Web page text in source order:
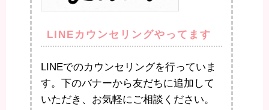
LINEカウンセリングやってます
LINEでのカウンセリングを行っていま
す。下のバナーから友だちに追加して
いただき、お気軽にご相談ください。